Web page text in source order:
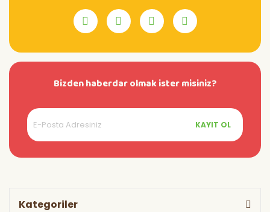
Bizden haberdar olmak ister misiniz?
KAYIT OL
Kategoriler